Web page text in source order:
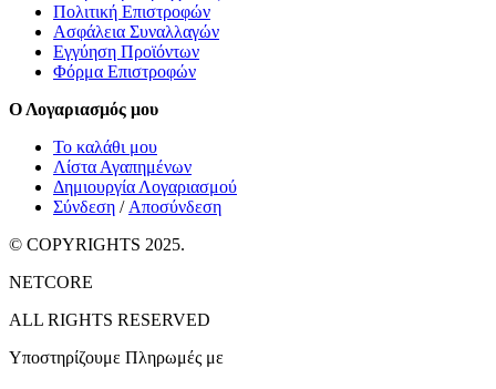
Πολιτική Επιστροφών
Ασφάλεια Συναλλαγών
Εγγύηση Προϊόντων
Φόρμα Επιστροφών
Ο Λογαριασμός μου
Το καλάθι μου
Λίστα Αγαπημένων
Δημιουργία Λογαριασμού
Σύνδεση / Αποσύνδεση
© COPYRIGHTS 2025.
NETCORE
ALL RIGHTS RESERVED
Υποστηρίζουμε Πληρωμές με